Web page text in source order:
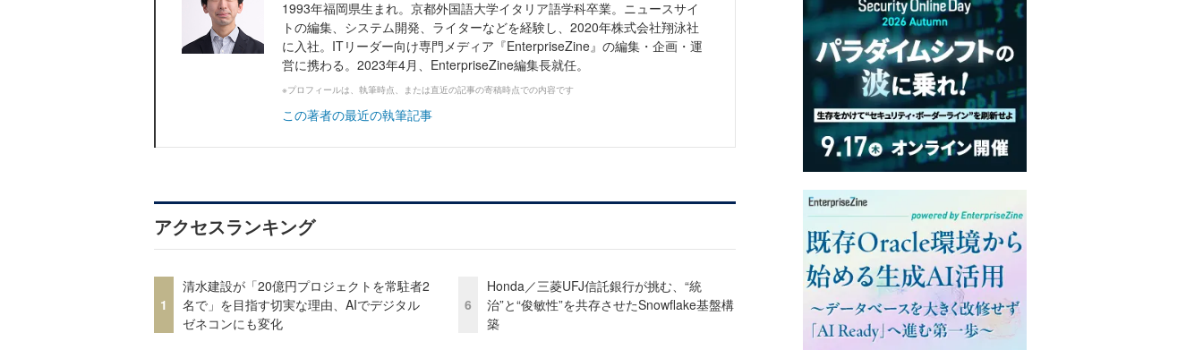
1993年福岡県生まれ。京都外国語大学イタリア語学科卒業。ニュースサイ
トの編集、システム開発、ライターなどを経験し、2020年株式会社翔泳社
に入社。ITリーダー向け専門メディア『EnterpriseZine』の編集・企画・運
営に携わる。2023年4月、EnterpriseZine編集長就任。
※プロフィールは、執筆時点、または直近の記事の寄稿時点での内容です
この著者の最近の執筆記事
アクセスランキング
1
清水建設が「20億円プロジェクトを常駐者2
名で」を目指す切実な理由、AIでデジタル
ゼネコンにも変化
6
Honda／三菱UFJ信託銀行が挑む、“統
治”と“俊敏性”を共存させたSnowflake基盤構
築